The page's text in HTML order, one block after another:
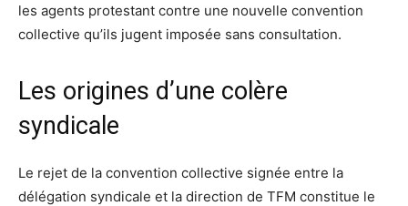
les agents protestant contre une nouvelle convention
collective qu’ils jugent imposée sans consultation.
Les origines d’une colère
syndicale
Le rejet de la convention collective signée entre la
délégation syndicale et la direction de TFM constitue le